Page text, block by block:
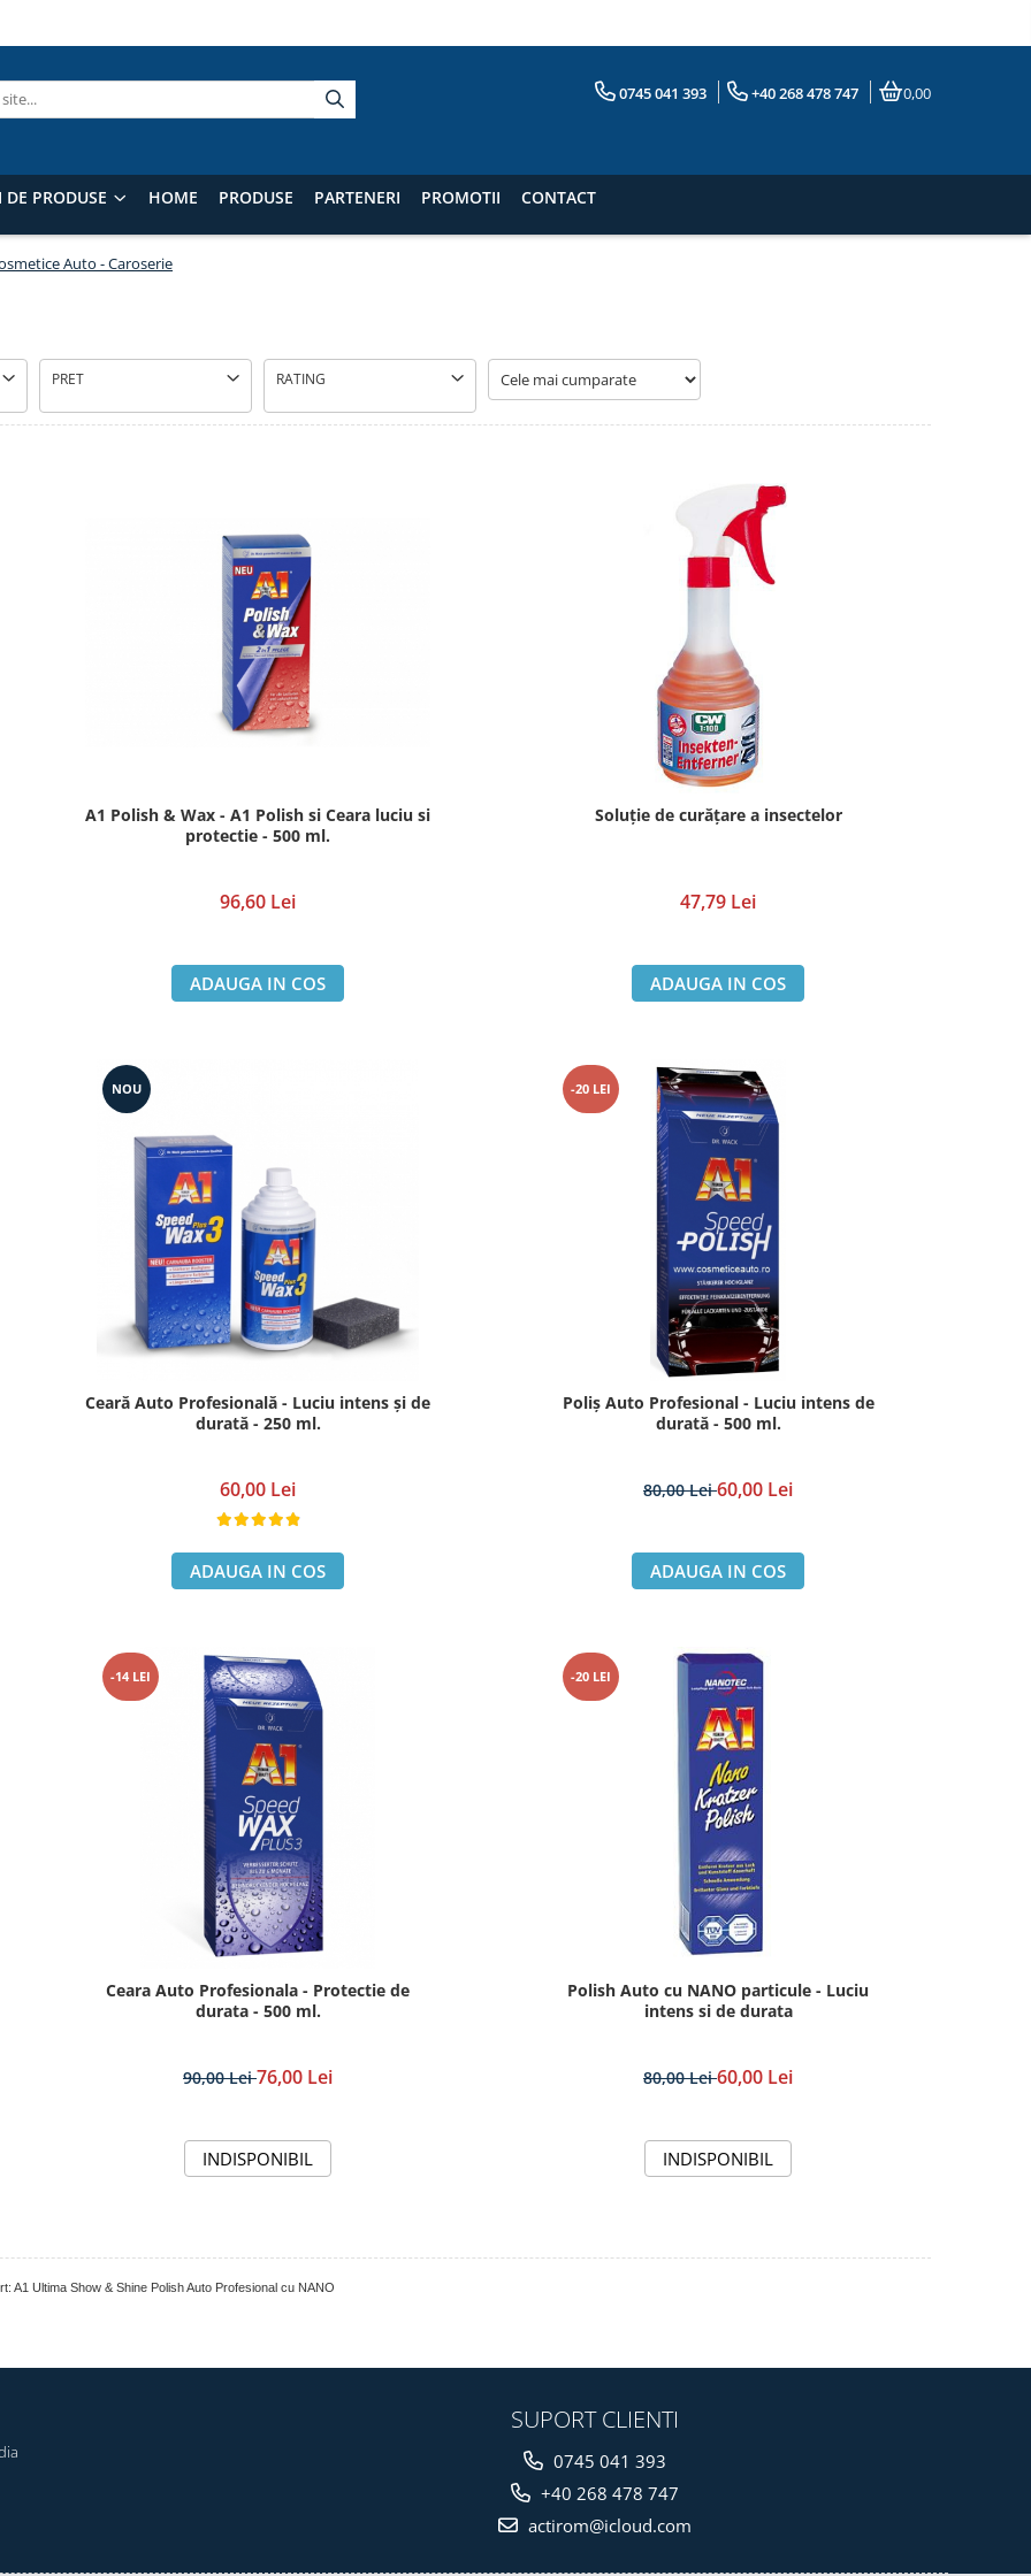
0745 041 393 +40 268 478 747 0,00
DE PRODUSE HOME PRODUSE PARTENERI PROMOTII CONTACT
Auto - Caroserie
PRET RATING
A1 Polish & Wax - A1 Polish si Ceara luciu si
protectie - 500 ml.
96,60 Lei
ADAUGA IN COS
Soluţie de curăţare a insectelor
47,79 Lei
ADAUGA IN COS
NOU
Ceară Auto Profesională - Luciu intens și de
durată - 250 ml.
60,00 Lei
ADAUGA IN COS
-20 LEI
Poliș Auto Profesional - Luciu intens de
durată - 500 ml.
80,00 Lei60,00 Lei
ADAUGA IN COS
-14 LEI
Ceara Auto Profesionala - Protectie de
durata - 500 ml.
90,00 Lei76,00 Lei
INDISPONIBIL
-20 LEI
Polish Auto cu NANO particule - Luciu
intens si de durata
80,00 Lei60,00 Lei
INDISPONIBIL
A1 Ultima Show & Shine Polish Auto Profesional cu NANO
SUPORT CLIENTI
0745 041 393
+40 268 478 747
actirom@icloud.com